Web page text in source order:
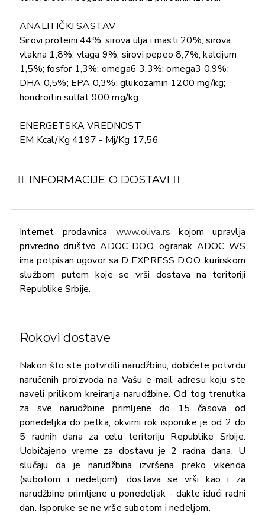
ANALITIČKI SASTAV
Sirovi proteini 44%; sirova ulja i masti 20%; sirova
vlakna 1,8%; vlaga 9%; sirovi pepeo 8,7%; kalcijum
1,5%; fosfor 1,3%; omega6 3,3%; omega3 0,9%;
DHA 0,5%; EPA 0,3%; glukozamin 1200 mg/kg;
hondroitin sulfat 900 mg/kg.
ENERGETSKA VREDNOST
EM Kcal/Kg 4197 - Mj/Kg 17,56
INFORMACIJE O DOSTAVI
Internet prodavnica www.oliva.rs kojom upravlja
privredno društvo ADOC DOO, ogranak ADOC WS
ima potpisan ugovor sa D EXPRESS D.O.O. kurirskom
službom putem koje se vrši dostava na teritoriji
Republike Srbije.
Rokovi dostave
Nakon što ste potvrdili narudžbinu, dobićete potvrdu
naručenih proizvoda na Vašu e-mail adresu koju ste
naveli prilikom kreiranja narudžbine. Od tog trenutka
za sve narudžbine primljene do 15 časova od
ponedeljka do petka, okvirni rok isporuke je od 2 do
5 radnih dana za celu teritoriju Republike Srbije.
Uobičajeno vreme za dostavu je 2 radna dana. U
slučaju da je narudžbina izvršena preko vikenda
(subotom i nedeljom), dostava se vrši kao i za
narudžbine primljene u ponedeljak - dakle idući radni
dan. Isporuke se ne vrše subotom i nedeljom.